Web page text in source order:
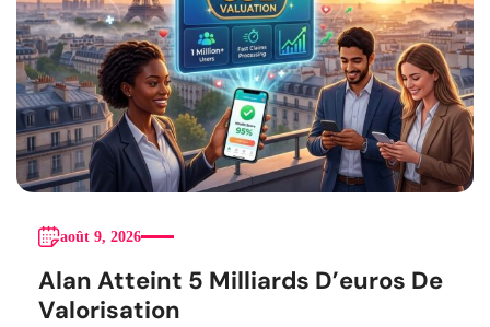
août 9, 2026
Alan Atteint 5 Milliards D’euros De
Valorisation